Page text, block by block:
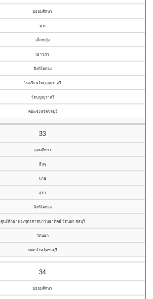
มัธยมศึกษา
ม.๓
เด็กหญิง
เยาวภา
สิงห์โตทอง
โรงเรียนวัดบุญญราศรี
วัดบุญญราศรี
คณะจังหวัดชลบุรี
33
อุดมศึกษา
อื่นๆ
นาย
สุธา
สิงห์โตทอง
ศูนย์ศึกษาพระพุทธศาสนาวันอาทิตย์ วัดนอก ชลบุรี
วัดนอก
คณะจังหวัดชลบุรี
34
มัธยมศึกษา